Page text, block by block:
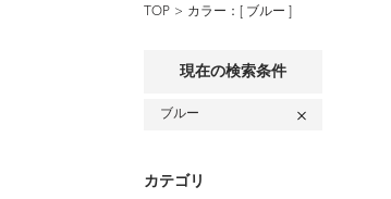
TOP カラー：[ ブルー
現在の検索条件
ブルー
カテゴリ